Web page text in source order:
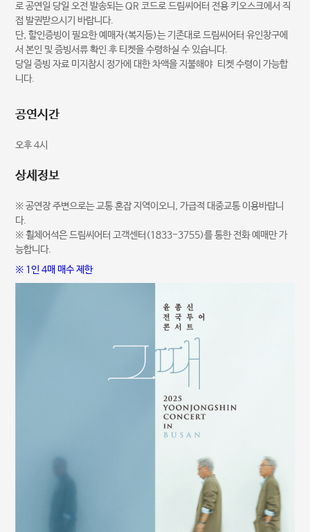
로 공연일 당일 오전 발송되는 QR 코드로 드림씨어터 전용 키오스크에서 직
접 발권받으시기 바랍니다.
단, 할인증빙이 필요한 예매자(복지등)는 기존대로 드림씨어터 유인창구에
서 본인 및 증빙서류 확인 후 티켓을 수령하실 수 있습니다.
당일 증빙 자료 미지참시 정가에 대한 차액을 지불해야 티켓 수령이 가능합
니다.
공연시간
오후 4시
상세정보
※ 공연장 주변으로는 교통 혼잡 지역이오니, 가급적 대중교통 이용바랍니
다.
※ 휠체어석은 드림씨어터 고객센터(1833-3755)를 통한 전화 예매만 가
능합니다.
※ 1인 4매 매수 제한